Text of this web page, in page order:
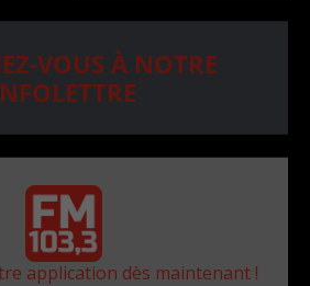
VOUS À NOTRE
application dès maintenant !